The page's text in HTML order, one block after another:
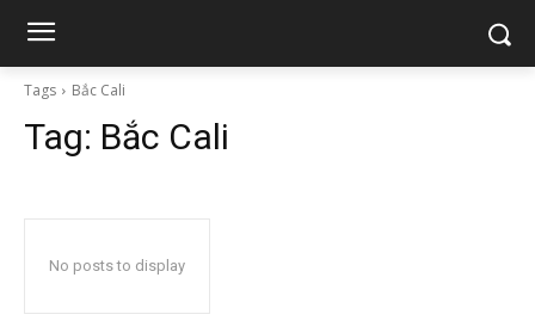
Tags Bắc Cali
Tag: Bắc Cali
No posts to display